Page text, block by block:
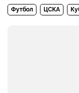
Футбол ЦСКА